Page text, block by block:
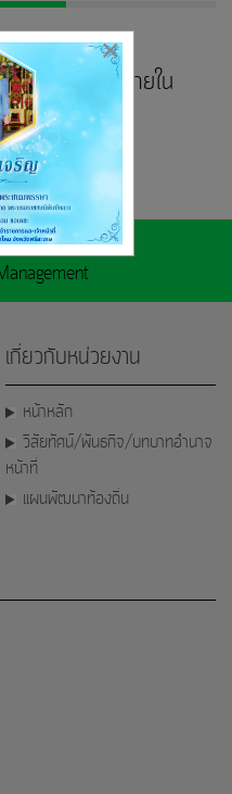
รทุจริต
ความโปร่งใสภายใน
ป้องกันการทุจริต
เกี่ยวกับหน่วยงาน
หน้าหลัก
วิสัยทัศน์/พันธกิจ/บทบาทอำนาจ
หน้าที่
แผนพัฒนาท้องถิ่น
×